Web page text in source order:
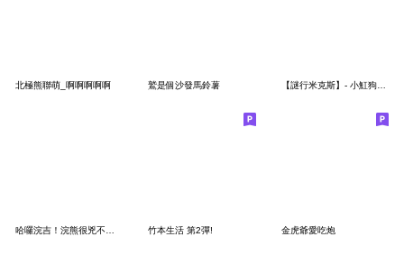
北極熊聯萌_啊啊啊啊啊 鷲是個沙發馬鈴薯 【謎行米克斯】- 小魟狗與間諜貓貓
竹本生活 第2彈! 金虎爺愛吃炮